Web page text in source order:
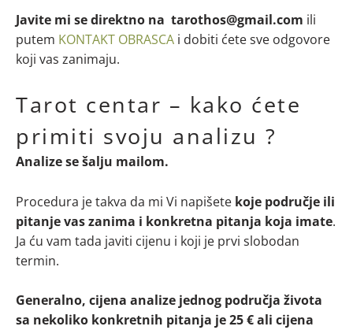
Javite mi se direktno na tarothos@gmail.com ili
putem KONTAKT OBRASCA i dobiti ćete sve odgovore
koji vas zanimaju.
Tarot centar – kako ćete
primiti svoju analizu ?
Analize se šalju mailom.
Procedura je takva da mi Vi napišete koje područje ili
pitanje vas zanima i konkretna pitanja koja imate.
Ja ću vam tada javiti cijenu i koji je prvi slobodan
termin.
Generalno, cijena analize jednog područja života
sa nekoliko konkretnih pitanja je 25 € ali cijena